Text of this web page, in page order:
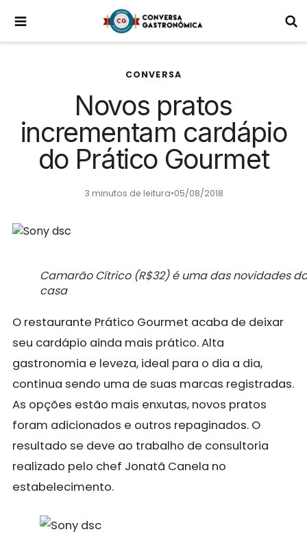
CONVERSA
Novos pratos
incrementam cardápio
do Prático Gourmet
3 minutos de leitura•05/08/2018
Camarão Cítrico (R$32) é uma das novidades
casa
O restaurante Prático Gourmet acaba de deixar
seu cardápio ainda mais prático. Alta
gastronomia e leveza, ideal para o dia a dia,
continua sendo uma de suas marcas registradas.
As opções estão mais enxutas, novos pratos
foram adicionados e outros repaginados. O
resultado se deve ao trabalho de consultoria
realizado pelo chef Jonatã Canela no
estabelecimento.